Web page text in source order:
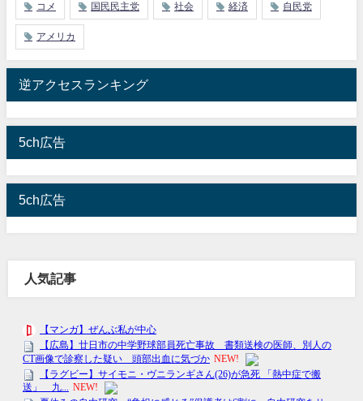
コメ 国民民主党 社会 経済 自民党
アメリカ
逆アクセスランキング
5ch広告
5ch広告
人気記事